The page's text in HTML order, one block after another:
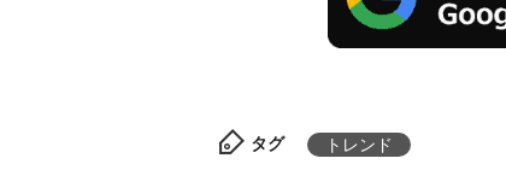
タグ トレンド